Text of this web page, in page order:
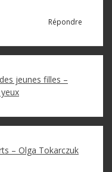
Répondre
jeunes filles –
– Olga Tokarczuk